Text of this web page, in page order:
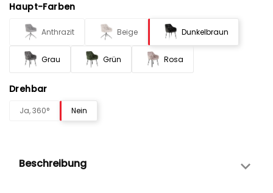
Haupt-Farben
Anthrazit Beige Dunkelbraun
Grau Grün Rosa
Drehbar
Ja, 360° Nein
Beschreibung